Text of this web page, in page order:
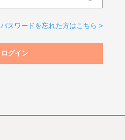
パスワードを忘れた方はこちら >
ログイン